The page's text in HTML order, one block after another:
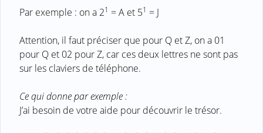
Par exemple : on a 21 = A et 51 = J
Attention, il faut préciser que pour Q et Z, on a 01
pour Q et 02 pour Z, car ces deux lettres ne sont pas
sur les claviers de téléphone.
Ce qui donne par exemple :
J’ai besoin de votre aide pour découvrir le trésor.